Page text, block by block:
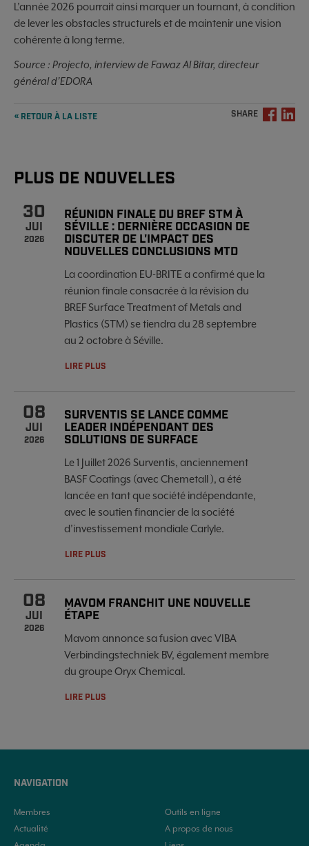
L’année 2026 pourrait ainsi marquer un tournant, à condition
de lever les obstacles structurels et de maintenir une vision
cohérente à long terme.
Source : Projecto, interview de Fawaz Al Bitar, directeur
général d’EDORA
« RETOUR À LA LISTE SHARE
PLUS DE NOUVELLES
30
JUI
2026
RÉUNION FINALE DU BREF STM À
SÉVILLE : DERNIÈRE OCCASION DE
DISCUTER DE L'IMPACT DES
NOUVELLES CONCLUSIONS MTD
La coordination EU-BRITE a confirmé que la
réunion finale consacrée à la révision du
BREF Surface Treatment of Metals and
Plastics (STM) se tiendra du 28 septembre
au 2 octobre à Séville.
LIRE PLUS
08
JUI
2026
SURVENTIS SE LANCE COMME
LEADER INDÉPENDANT DES
SOLUTIONS DE SURFACE
Le 1 Juillet 2026 Surventis, anciennement
BASF Coatings (avec Chemetall ), a été
lancée en tant que société indépendante,
avec le soutien financier de la société
d’investissement mondiale Carlyle.
LIRE PLUS
08
JUI
2026
MAVOM FRANCHIT UNE NOUVELLE
ÉTAPE
Mavom annonce sa fusion avec VIBA
Verbindingstechniek BV, également membre
du groupe Oryx Chemical.
LIRE PLUS
NAVIGATION
Membres
Actualité
Outils en ligne
A propos de nous